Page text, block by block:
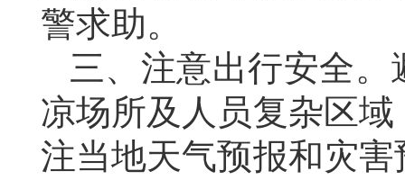
警求助。
三、注意出行安全
凉场所及人员复杂区
注当地天气预报和灾